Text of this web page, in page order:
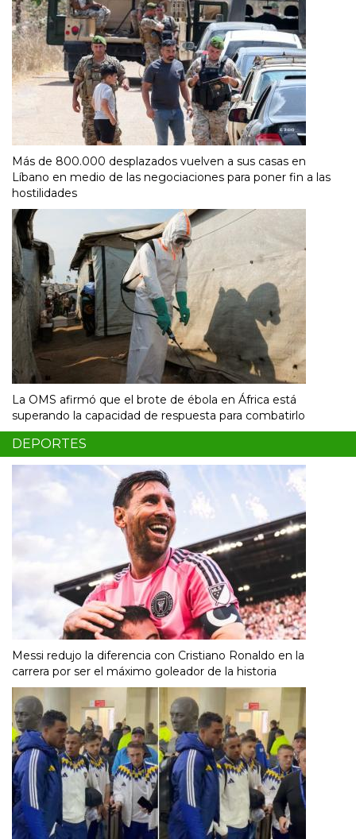
Más de 800.000 desplazados vuelven a sus casas en
Líbano en medio de las negociaciones para poner fin a las
hostilidades
La OMS afirmó que el brote de ébola en África está
superando la capacidad de respuesta para combatirlo
DEPORTES
Messi redujo la diferencia con Cristiano Ronaldo en la
carrera por ser el máximo goleador de la historia